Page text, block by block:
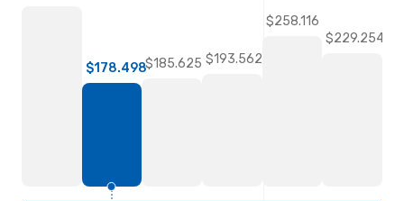
$178.498$185.625 $193.562
$258.116
$229.254